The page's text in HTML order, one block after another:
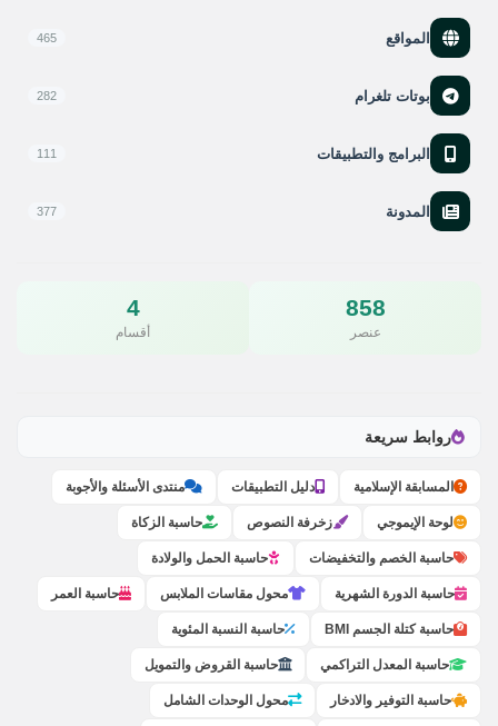
المواقع 465
بوتات تلغرام 282
البرامج والتطبيقات 111
المدونة 377
858
عنصر
4
أقسام
روابط سريعة
المسابقة الإسلامية دليل التطبيقات منتدى الأسئلة والأجوبة
لوحة الإيموجي زخرفة النصوص حاسبة الزكاة
حاسبة الخصم والتخفيضات حاسبة الحمل والولادة
حاسبة الدورة الشهرية محول مقاسات الملابس حاسبة العمر
حاسبة كتلة الجسم BMI حاسبة النسبة المئوية
حاسبة المعدل التراكمي حاسبة القروض والتمويل
حاسبة التوفير والادخار محول الوحدات الشامل